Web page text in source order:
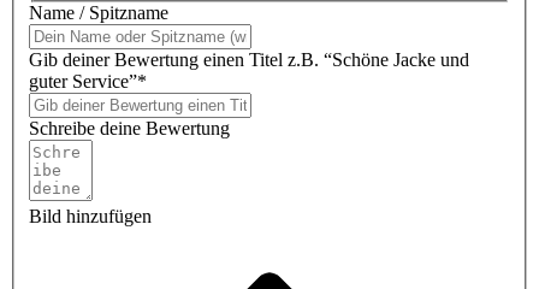
Name / Spitzname
Gib deiner Bewertung einen Titel z.B. “Schöne Jacke und
guter Service”*
Schreibe deine Bewertung
Bild hinzufügen